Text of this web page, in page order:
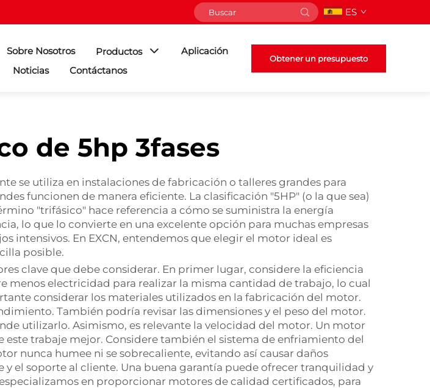
ES
Sobre Nosotros Productos
Aplicación
Noticias
Contáctanos
Obtener un presupuesto
de 5hp 3fases
se utiliza en instalaciones de fabricación o talleres grandes para
funcionen de manera eficiente. La clasificación "5HP" (o la que sea)
"trifásico" hace referencia a cómo se suministra la energía
lo que lo convierte en una excelente opción para muchas empresas
intensivos. En EXCN, entendemos que elegir el motor ideal es
posible.
clave que debe considerar. En primer lugar, considere la eficiencia
menos electricidad para realizar la misma cantidad de trabajo, lo cual
considerar los materiales utilizados en la fabricación del motor.
También podría revisar las dimensiones y el peso del motor.
utilizarlo. Asimismo, es relevante la velocidad del motor. Un motor
trabaje mejor. Considere también el sistema de enfriamiento del
nunca humee ni se sobrecaliente, evitando así causar daños
el soporte al cliente. Una buena garantía puede ofrecer tranquilidad y
en proporcionar motores de calidad certificados, para